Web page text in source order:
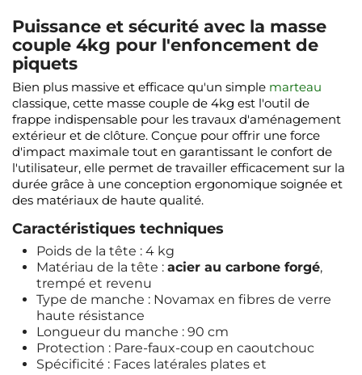
Puissance et sécurité avec la masse
couple 4kg pour l'enfoncement de
piquets
Bien plus massive et efficace qu'un simple marteau
classique, cette masse couple de 4kg est l'outil de
frappe indispensable pour les travaux d'aménagement
extérieur et de clôture. Conçue pour offrir une force
d'impact maximale tout en garantissant le confort de
l'utilisateur, elle permet de travailler efficacement sur la
durée grâce à une conception ergonomique soignée et
des matériaux de haute qualité.
Caractéristiques techniques
Poids de la tête : 4 kg
Matériau de la tête : acier au carbone forgé,
trempé et revenu
Type de manche : Novamax en fibres de verre
haute résistance
Longueur du manche : 90 cm
Protection : Pare-faux-coup en caoutchouc
Spécificité : Faces latérales plates et